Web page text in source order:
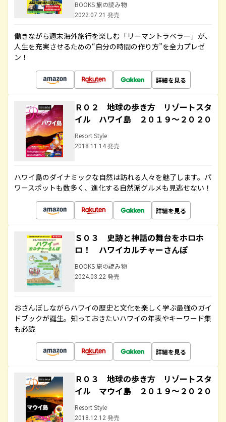
BOOKS 旅の読み物
2022.07.21 発売
働きながら週末海外旅行を楽しむ「リーマントラベラー」が、
人生を充実させるための“自分の時間の作り方”を全力プレゼ
ン！
詳細を見る
Ｒ０２ 地球の歩き方 リゾートスタ
イル ハワイ島 ２０１９～２０２０
Resort Style
2018.11.14 発売
ハワイ島のダイナミックな自然は訪れる人々を魅了します。パ
ワースポットも数多く、進化する自然派グルメも見逃せない！
詳細を見る
Ｓ０３ 史跡と神話の舞台をホロホ
ロ！ ハワイカルチャーさんぽ
BOOKS 旅の読み物
2024.03.22 発売
おさんぽしながらハワイの歴史と文化を楽しく学ぶ最強のガイ
ドブックが誕生。知っておきたいハワイの年表やキーワード集
も必読
詳細を見る
Ｒ０３ 地球の歩き方 リゾートスタ
イル マウイ島 ２０１９～２０２０
Resort Style
2018.12.12 発売